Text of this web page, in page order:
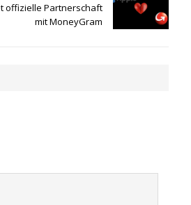
offizielle Partnerschaft
mit MoneyGram